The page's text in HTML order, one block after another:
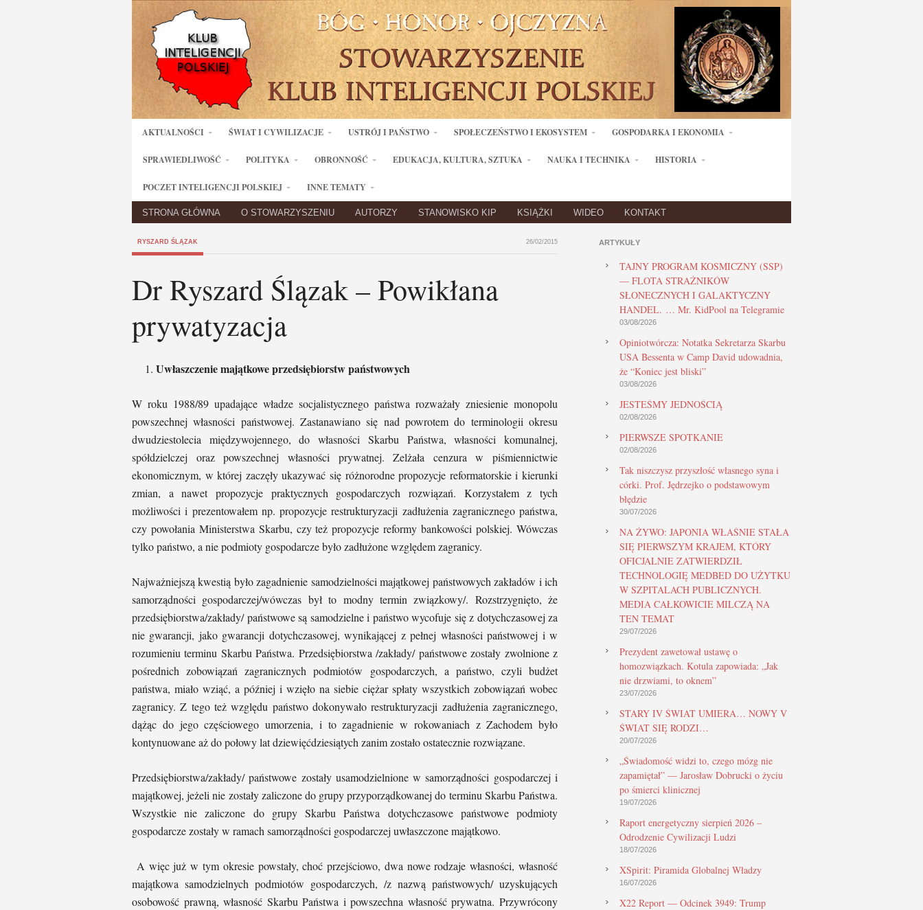
AKTUALNOŚCI ŚWIAT I CYWILIZACJE USTRÓJ I PAŃSTWO SPOŁECZEŃSTWO I EKOSYSTEM GOSPODARKA I EKONOMIA
SPRAWIEDLIWOŚĆ POLITYKA OBRONNOŚĆ EDUKACJA, KULTURA, SZTUKA NAUKA I TECHNIKA HISTORIA
POCZET INTELIGENCJI POLSKIEJ INNE TEMATY
STRONA GŁÓWNA O STOWARZYSZENIU AUTORZY STANOWISKO KIP KSIĄŻKI WIDEO KONTAKT
RYSZARD ŚLĄZAK 26/02/2015
Dr Ryszard Ślązak – Powikłana
prywatyzacja
Uwłaszczenie majątkowe przedsiębiorstw państwowych
W roku 1988/89 upadające władze socjalistycznego państwa rozważały zniesienie monopolu
powszechnej własności państwowej. Zastanawiano się nad powrotem do terminologii okresu
dwudziestolecia międzywojennego, do własności Skarbu Państwa, własności komunalnej,
spółdzielczej oraz powszechnej własności prywatnej. Zelżała cenzura w piśmiennictwie
ekonomicznym, w której zaczęły ukazywać się różnorodne propozycje reformatorskie i kierunki
zmian, a nawet propozycje praktycznych gospodarczych rozwiązań. Korzystałem z tych
możliwości i prezentowałem np. propozycje restrukturyzacji zadłużenia zagranicznego państwa,
czy powołania Ministerstwa Skarbu, czy też propozycje reformy bankowości polskiej. Wówczas
tylko państwo, a nie podmioty gospodarcze było zadłużone względem zagranicy.
Najważniejszą kwestią było zagadnienie samodzielności majątkowej państwowych zakładów i ich
samorządności gospodarczej/wówczas był to modny termin związkowy/. Rozstrzygnięto, że
przedsiębiorstwa/zakłady/ państwowe są samodzielne i państwo wycofuje się z dotychczasowej za
nie gwarancji, jako gwarancji dotychczasowej, wynikającej z pełnej własności państwowej i w
rozumieniu terminu Skarbu Państwa. Przedsiębiorstwa /zakłady/ państwowe zostały zwolnione z
pośrednich zobowiązań zagranicznych podmiotów gospodarczych, a państwo, czyli budżet
państwa, miało wziąć, a później i wzięło na siebie ciężar spłaty wszystkich zobowiązań wobec
zagranicy. Z tego też względu państwo dokonywało restrukturyzacji zadłużenia zagranicznego,
dążąc do jego częściowego umorzenia, i to zagadnienie w rokowaniach z Zachodem było
kontynuowane aż do połowy lat dziewięćdziesiątych zanim zostało ostatecznie rozwiązane.
Przedsiębiorstwa/zakłady/ państwowe zostały usamodzielnione w samorządności gospodarczej i
majątkowej, jeżeli nie zostały zaliczone do grupy przyporządkowanej do terminu Skarbu Państwa.
Wszystkie nie zaliczone do grupy Skarbu Państwa dotychczasowe państwowe podmioty
gospodarcze zostały w ramach samorządności gospodarczej uwłaszczone majątkowo.
A więc już w tym okresie powstały, choć przejściowo, dwa nowe rodzaje własności, własność
majątkowa samodzielnych podmiotów gospodarczych, /z nazwą państwowych/ uzyskujących
osobowość prawną, własność Skarbu Państwa i powszechna własność prywatna. Przywrócony
ARTYKUŁY
TAJNY PROGRAM KOSMICZNY (SSP)
— FLOTA STRAŻNIKÓW
SŁONECZNYCH I GALAKTYCZNY
HANDEL. … Mr. KidPool na Telegramie
03/08/2026
Opiniotwórcza: Notatka Sekretarza Skarbu
USA Bessenta w Camp David udowadnia,
że “Koniec jest bliski”
03/08/2026
JESTEŚMY JEDNOŚCIĄ
02/08/2026
PIERWSZE SPOTKANIE
02/08/2026
Tak niszczysz przyszłość własnego syna i
córki. Prof. Jędrzejko o podstawowym
błędzie
30/07/2026
NA ŻYWO: JAPONIA WŁAŚNIE STAŁA
SIĘ PIERWSZYM KRAJEM, KTÓRY
OFICJALNIE ZATWIERDZIŁ
TECHNOLOGIĘ MEDBED DO UŻYTKU
W SZPITALACH PUBLICZNYCH.
MEDIA CAŁKOWICIE MILCZĄ NA
TEN TEMAT
29/07/2026
Prezydent zawetował ustawę o
homozwiązkach. Kotula zapowiada: „Jak
nie drzwiami, to oknem”
23/07/2026
STARY IV ŚWIAT UMIERA… NOWY V
ŚWIAT SIĘ RODZI…
20/07/2026
„Świadomość widzi to, czego mózg nie
zapamiętał” — Jarosław Dobrucki o życiu
po śmierci klinicznej
19/07/2026
Raport energetyczny sierpień 2026 –
Odrodzenie Cywilizacji Ludzi
18/07/2026
XSpirit: Piramida Globalnej Władzy
16/07/2026
X22 Report — Odcinek 3949: Trump